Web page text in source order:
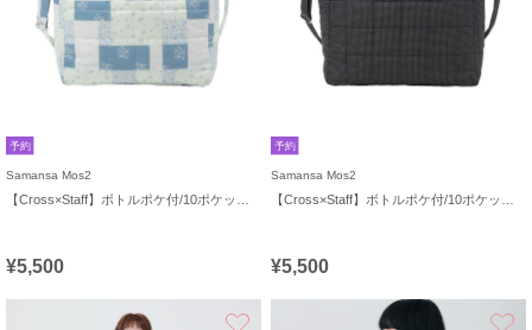
予約
Samansa Mos2
¥5,500
予約
Samansa Mos2
¥5,500